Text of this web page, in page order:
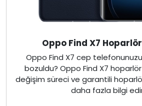
Oppo Find X7
Oppo Find X7 cep
bozuldu? Oppo Find X7
değişim süreci ve garantili hoparlör
daha fazla bilgi